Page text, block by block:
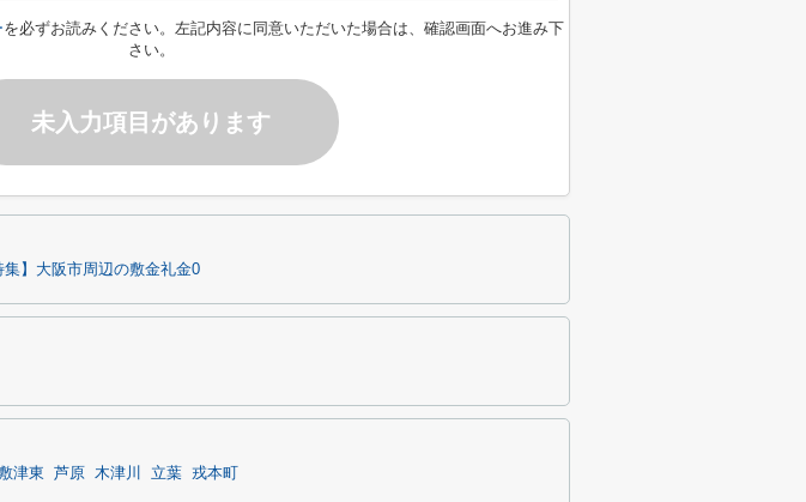
を必ずお読みください。左記内容に同意いただいた場合は、確認画面へお進み下
さい。
未入力項目があります
集】大阪市周辺の敷金礼金0
津東 芦原 木津川 立葉 戎本町